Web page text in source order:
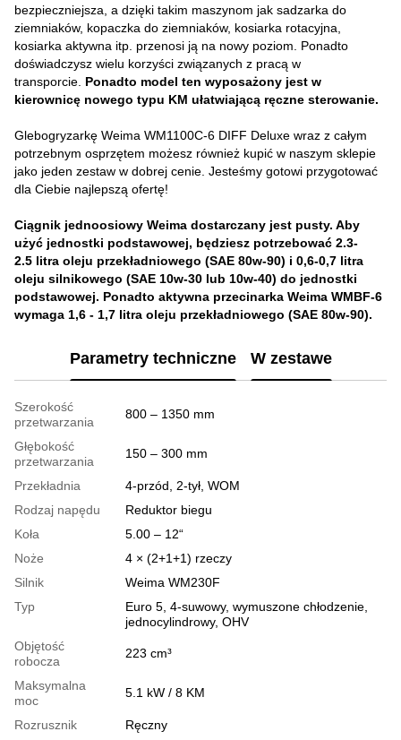
bezpieczniejsza, a dzięki takim maszynom jak sadzarka do
ziemniaków, kopaczka do ziemniaków, kosiarka rotacyjna,
kosiarka aktywna itp. przenosi ją na nowy poziom. Ponadto
doświadczysz wielu korzyści związanych z pracą w
transporcie. Ponadto model ten wyposażony jest w
kierownicę nowego typu KM ułatwiającą ręczne sterowanie.
Glebogryzarkę Weima WM1100C-6 DIFF Deluxe wraz z całym
potrzebnym osprzętem możesz również kupić w naszym sklepie
jako jeden zestaw w dobrej cenie. Jesteśmy gotowi przygotować
dla Ciebie najlepszą ofertę!
Ciągnik jednoosiowy Weima dostarczany jest pusty. Aby
użyć jednostki podstawowej, będziesz potrzebować 2.3-
2.5 litra oleju przekładniowego (SAE 80w-90) i 0,6-0,7 litra
oleju silnikowego (SAE 10w-30 lub 10w-40) do jednostki
podstawowej. Ponadto aktywna przecinarka Weima WMBF-6
wymaga 1,6 - 1,7 litra oleju przekładniowego (SAE 80w-90).
Parametry techniczne W zestawe
Szerokość
przetwarzania
800 – 1350 mm
Głębokość
przetwarzania
150 – 300 mm
Przekładnia
4-przód, 2-tył, WOM
Rodzaj napędu
Reduktor biegu
Koła
5.00 – 12“
Noże
4 × (2+1+1) rzeczy
Silnik
Weima WM230F
Typ
Euro 5, 4-suwowy, wymuszone chłodzenie,
jednocylindrowy, OHV
Objętość
robocza
223 cm³
Maksymalna
moc
5.1 kW / 8 KM
Rozrusznik
Ręczny